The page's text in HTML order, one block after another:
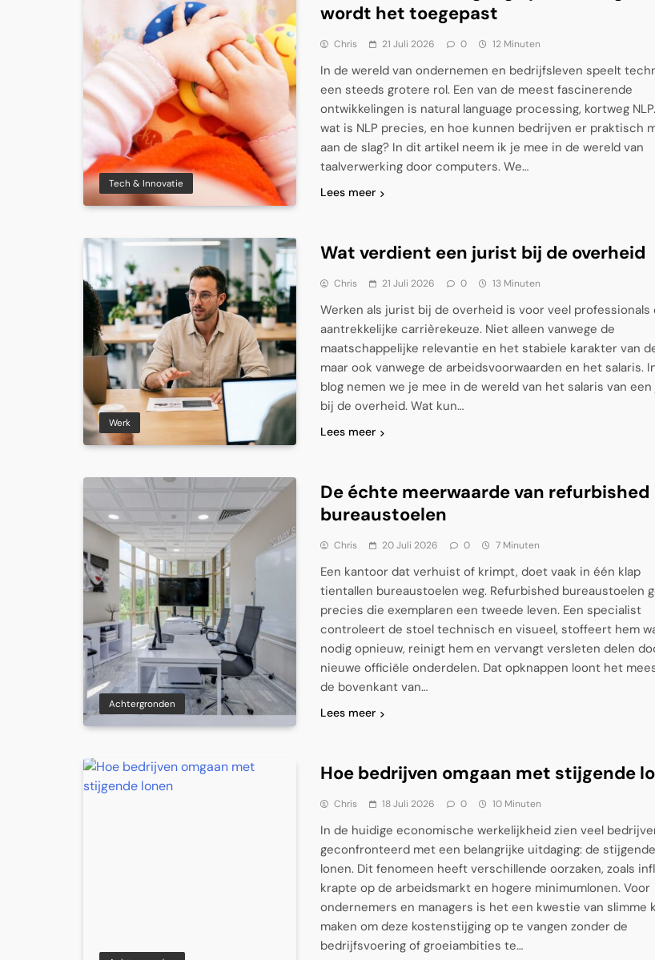
Tech & Innovatie
wordt het toegepast
Chris 21 Juli 2026 0 12 Minuten
In de wereld van ondernemen en bedrijfsleven speelt
een steeds grotere rol. Een van de meest fascinerende
ontwikkelingen is natural language processing, kortweg
wat is NLP precies, en hoe kunnen bedrijven er praktisch
aan de slag? In dit artikel neem ik je mee in de wereld van
taalverwerking door computers. We…
Lees meer
Werk
Wat verdient een jurist bij de overheid
Chris 21 Juli 2026 0 13 Minuten
Werken als jurist bij de overheid is voor veel professionals
aantrekkelijke carrièrekeuze. Niet alleen vanwege de
maatschappelijke relevantie en het stabiele karakter van
maar ook vanwege de arbeidsvoorwaarden en het salaris.
blog nemen we je mee in de wereld van het salaris van
bij de overheid. Wat kun…
Lees meer
Achtergronden
De échte meerwaarde van refurbished
bureaustoelen
Chris 20 Juli 2026 0 7 Minuten
Een kantoor dat verhuist of krimpt, doet vaak in één klap
tientallen bureaustoelen weg. Refurbished bureaustoelen
precies die exemplaren een tweede leven. Een specialist
controleert de stoel technisch en visueel, stoffeert hem
nodig opnieuw, reinigt hem en vervangt versleten delen
nieuwe officiële onderdelen. Dat opknappen loont het
de bovenkant van…
Lees meer
Hoe bedrijven omgaan met stijgende
Chris 18 Juli 2026 0 10 Minuten
In de huidige economische werkelijkheid zien veel
geconfronteerd met een belangrijke uitdaging: de stijgende
lonen. Dit fenomeen heeft verschillende oorzaken, zoals
krapte op de arbeidsmarkt en hogere minimumlonen. Voor
ondernemers en managers is het een kwestie van slimme
maken om deze kostenstijging op te vangen zonder de
bedrijfsvoering of groeiambities te…